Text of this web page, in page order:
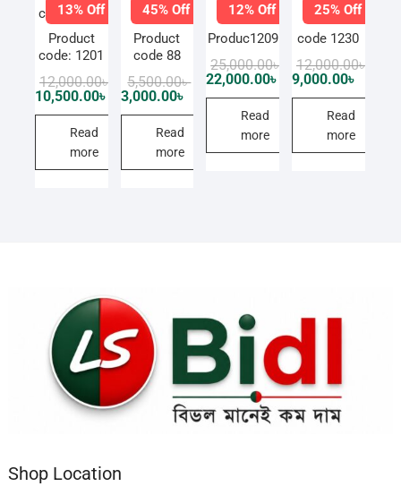
13% Off
Product
code: 1201
12,000.00৳
Original
price
was:
12,000.00৳ .
10,500.00৳
Current
price
10,500.00৳ .
Read
more
45% Off
Product
code 88
5,500.00৳Original
price
5,500.00৳ .
3,000.00৳
Current
price
3,000.00৳ .
Read
more
12% Off
Produc1209
25,000.00৳
Original
price
was:
25,000.00৳ .
22,000.00৳
Current
price
22,000.00৳ .
Read
more
25% Off
code 1230
12,000.00৳
9,000.00৳
Read
more
Shop Location